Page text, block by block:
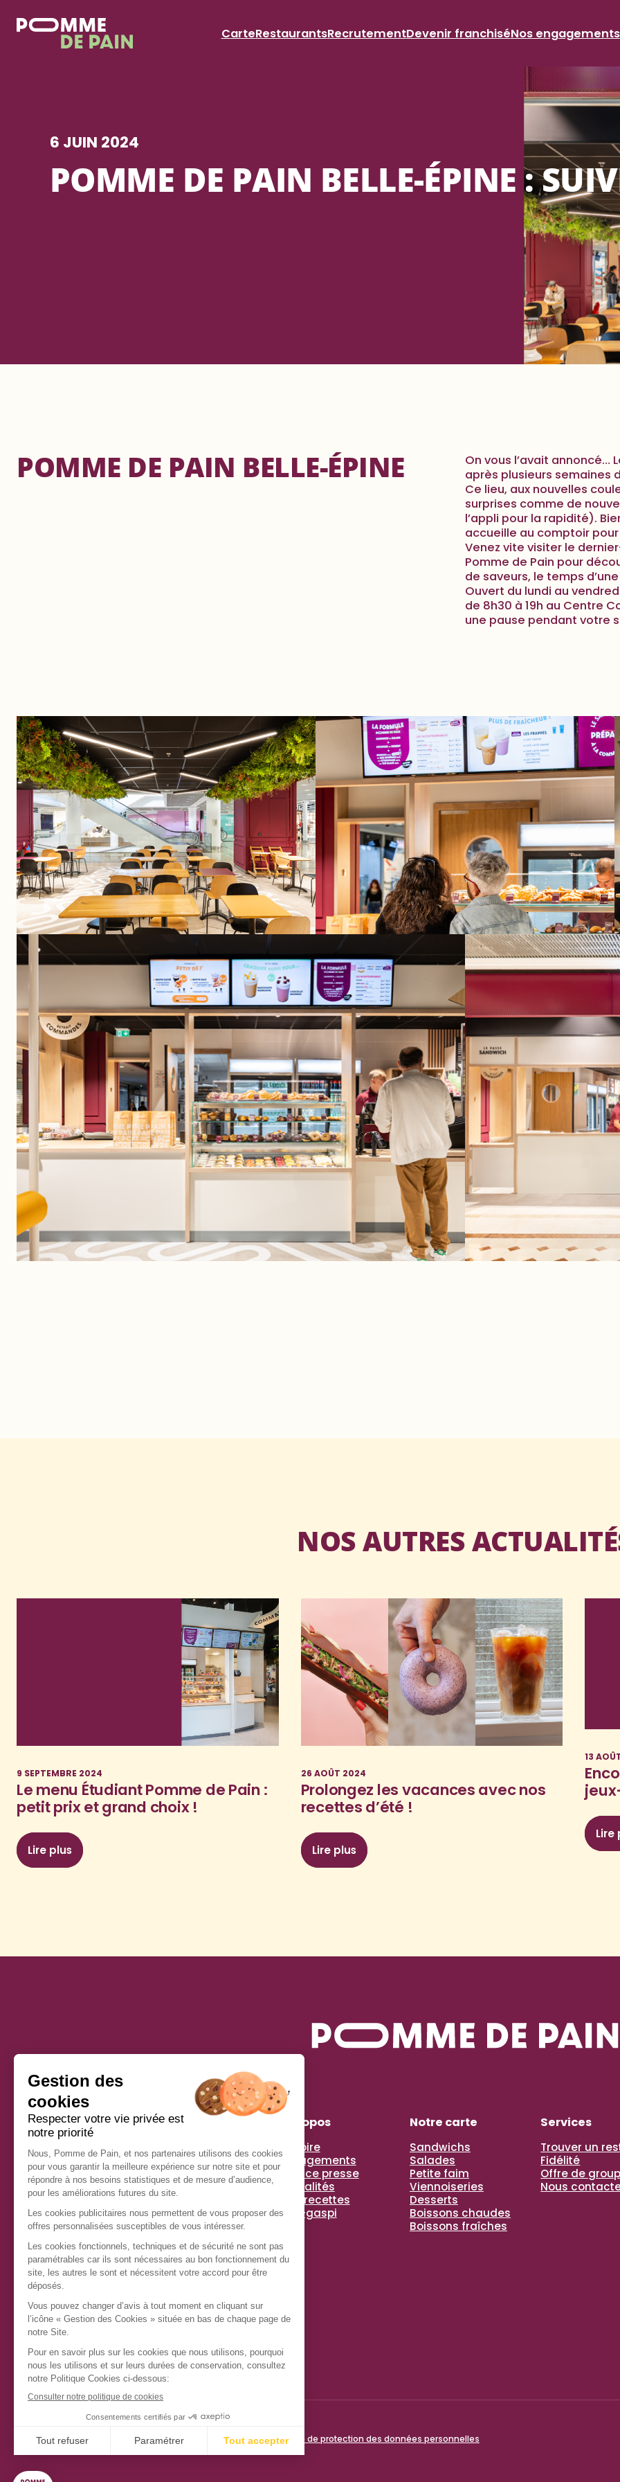
contenu
CarteRestaurantsRecrutementDevenir franchiséNos engagements
6 JUIN 2024
POMME DE PAIN BELLE-ÉPINE :
POMME DE PAIN BELLE-ÉPINE
On vous l’avait annoncé…
après plusieurs semaines
Ce lieu, aux nouvelles
surprises comme de
l’appli pour la rapidité).
accueille au comptoir
Venez vite visiter le
Pomme de Pain pour
de saveurs, le temps
Ouvert du lundi au
de 8h30 à 19h au Centre
une pause pendant votre
NOS AUTRES
9 SEPTEMBRE 2024
Le menu Étudiant Pomme de Pain :
petit prix et grand choix !
Lire plus: Le menu Étudiant Pomme de Pain : petit prix et grand choix !
26 AOÛT 2024
Prolongez les vacances avec nos
recettes d’été !
Lire plus: Prolongez les vacances avec nos recettes d’été !
13
Lire
Pomme De Pain
Simplicité, générosité, gourmandise et plaisir : voilà
les ingrédients qui nous inspirent !
Chez Pomme de Pain, depuis plus de 40 ans, nous
régalons des millions de clients avec un savoir-
pour rester croustillant et frais.
Nous nous efforçons chaque jour d’allier recettes
de qualité et responsabilité environnementale,
pour que votre plaisir soit complet.
Ingrédients sélectionnés avec exigence, desserts
au fil des saisons : les gourmands ont trouvé leur
adresse !
À propos
Histoire
Engagements
Espace presse
Actualités
Tips recettes
anti-gaspi
Notre carte
Sandwichs
Salades
Petite faim
Viennoiseries
Desserts
Boissons chaudes
Boissons fraîches
Services
Trouver un
Fidélité
Offre de
Nous
Instagram
TikTok
Facebook
LinkedIn
Mentions légales Politique de cookiesAllergènes CGU fidélitéPolitique de protection des données personnelles